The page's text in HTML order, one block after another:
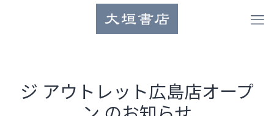
ジ アウトレット広島店オープ